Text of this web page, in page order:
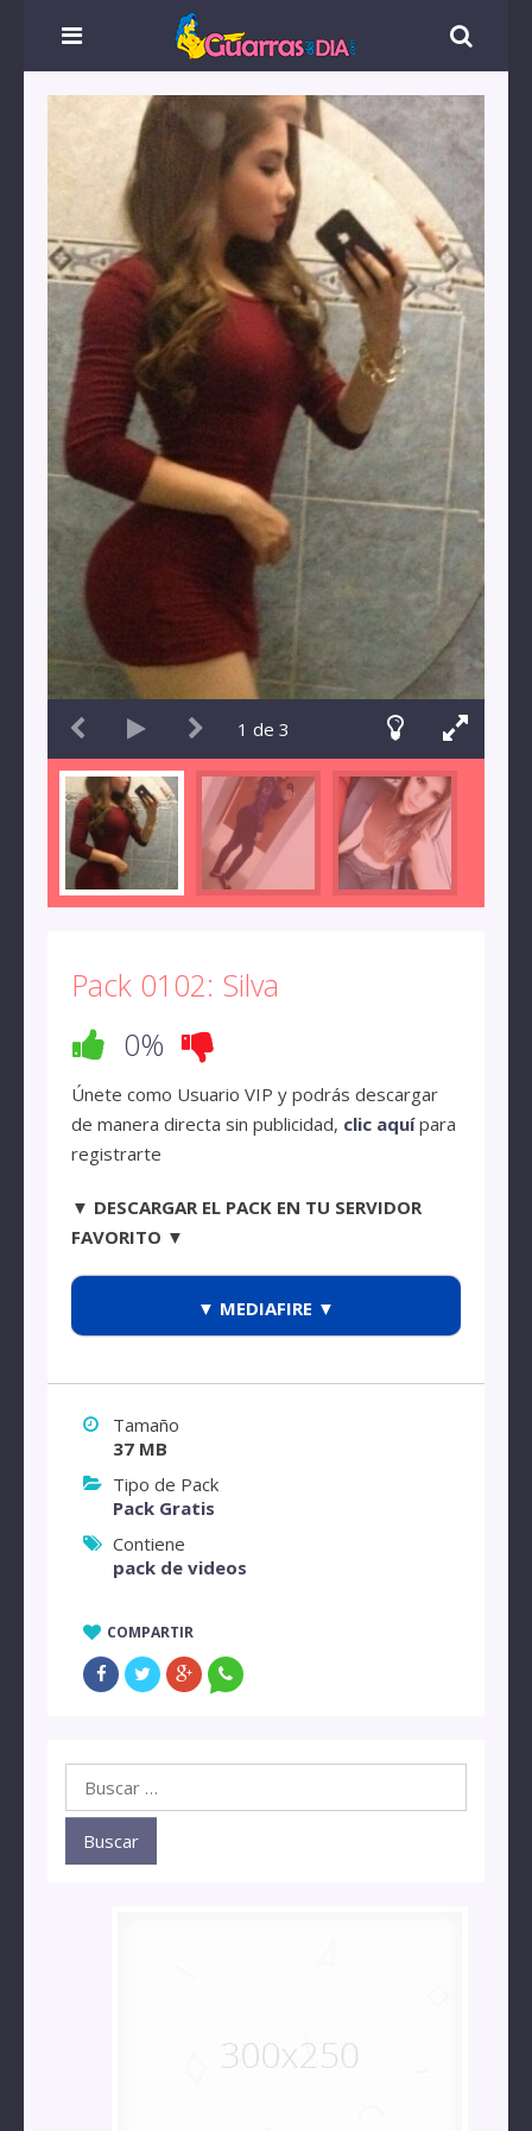
1 de 3
Pack 0102: Silva
0%
Únete como Usuario VIP y podrás descargar
de manera directa sin publicidad, clic aquípara
registrarte
▼ DESCARGAR EL PACK EN TU SERVIDOR
FAVORITO ▼
▼ MEDIAFIRE ▼
Tamaño
37 MB
Tipo de Pack
Pack Gratis
Contiene
pack de videos
COMPARTIR